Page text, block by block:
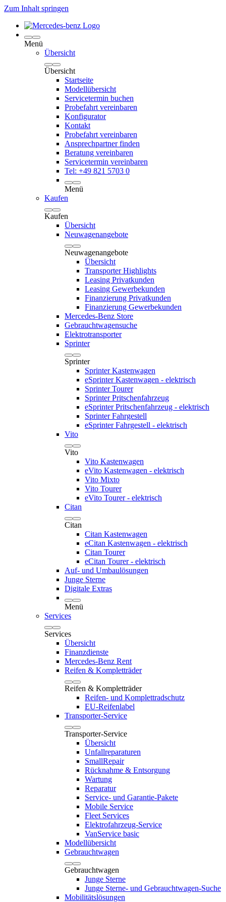
Zum Inhalt springen
Menü
Übersicht
Übersicht
Startseite
Modellübersicht
Servicetermin buchen
Probefahrt vereinbaren
Konfigurator
Kontakt
Probefahrt vereinbaren
Ansprechpartner finden
Beratung vereinbaren
Servicetermin vereinbaren
Tel: +49 821 5703 0
Menü
Kaufen
Kaufen
Übersicht
Neuwagenangebote
Neuwagenangebote
Übersicht
Transporter Highlights
Leasing Privatkunden
Leasing Gewerbekunden
Finanzierung Privatkunden
Finanzierung Gewerbekunden
Mercedes-Benz Store
Gebrauchtwagensuche
Elektrotransporter
Sprinter
Sprinter
Sprinter Kastenwagen
eSprinter Kastenwagen - elektrisch
Sprinter Tourer
Sprinter Pritschenfahrzeug
eSprinter Pritschenfahrzeug - elektrisch
Sprinter Fahrgestell
eSprinter Fahrgestell - elektrisch
Vito
Vito
Vito Kastenwagen
eVito Kastenwagen - elektrisch
Vito Mixto
Vito Tourer
eVito Tourer - elektrisch
Citan
Citan
Citan Kastenwagen
eCitan Kastenwagen - elektrisch
Citan Tourer
eCitan Tourer - elektrisch
Auf- und Umbaulösungen
Junge Sterne
Digitale Extras
Menü
Services
Services
Übersicht
Finanzdienste
Mercedes-Benz Rent
Reifen & Kompletträder
Reifen & Kompletträder
Reifen- und Komplettradschutz
EU-Reifenlabel
Transporter-Service
Transporter-Service
Übersicht
Unfallreparaturen
SmallRepair
Rücknahme & Entsorgung
Wartung
Reparatur
Service- und Garantie-Pakete
Mobile Service
Fleet Services
Elektrofahrzeug-Service
VanService basic
Modellübersicht
Gebrauchtwagen
Gebrauchtwagen
Junge Sterne
Junge Sterne- und Gebrauchtwagen-Suche
Mobilitätslösungen